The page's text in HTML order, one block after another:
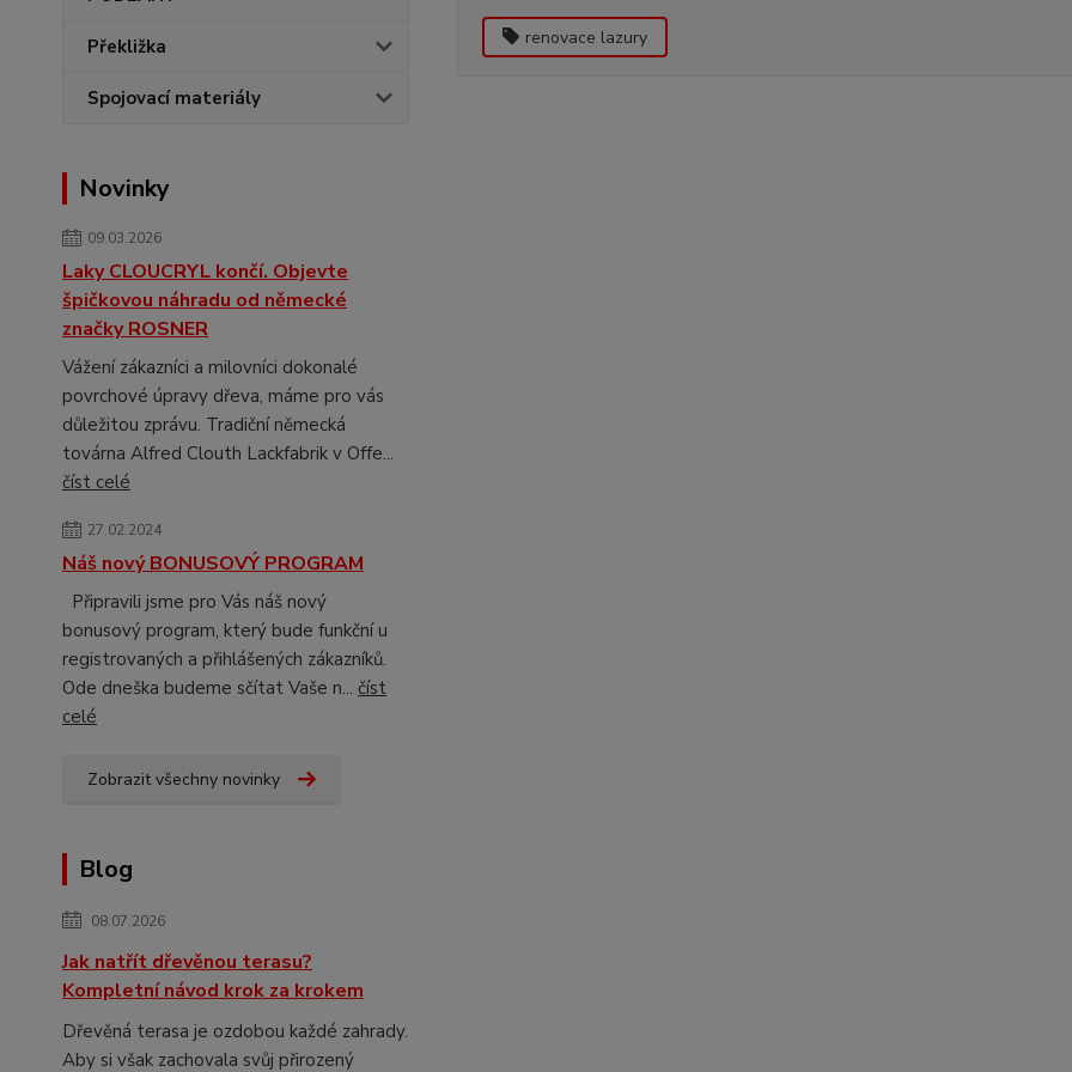
Překližka
Spojovací materiály
Novinky
09.03.2026
Laky CLOUCRYL končí. Objevte
špičkovou náhradu od německé
značky ROSNER
Vážení zákazníci a milovníci dokonalé
povrchové úpravy dřeva, máme pro vás
důležitou zprávu. Tradiční německá
továrna Alfred Clouth Lackfabrik v Offe...
číst celé
27.02.2024
Náš nový BONUSOVÝ PROGRAM
Připravili jsme pro Vás náš nový
bonusový program, který bude funkční u
registrovaných a přihlášených zákazníků.
Ode dneška budeme sčítat Vaše n... číst
celé
Zobrazit všechny novinky
Blog
08.07.2026
Jak natřít dřevěnou terasu?
Kompletní návod krok za krokem
Dřevěná terasa je ozdobou každé zahrady.
Aby si však zachovala svůj přirozený
renovace lazury